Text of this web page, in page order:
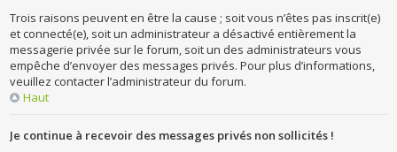
Trois raisons peuvent en être la cause ; soit vous n’êtes pas inscrit(e)
et connecté(e), soit un administrateur a désactivé entièrement la
messagerie privée sur le forum, soit un des administrateurs vous
empêche d’envoyer des messages privés. Pour plus d’informations,
veuillez contacter l’administrateur du forum.
Haut
Je continue à recevoir des messages privés non sollicités !